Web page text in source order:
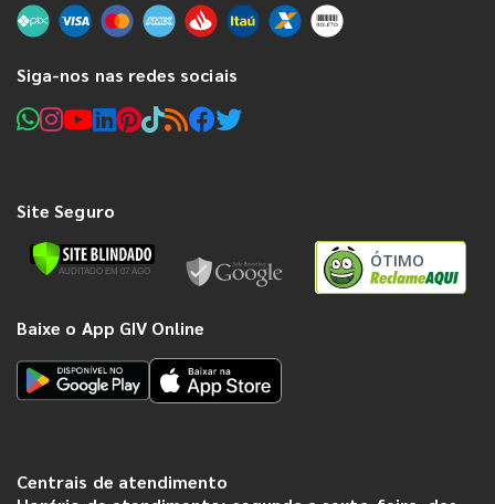
Siga-nos nas redes sociais
Site Seguro
ÓTIMO
Baixe o App GIV Online
Centrais de atendimento